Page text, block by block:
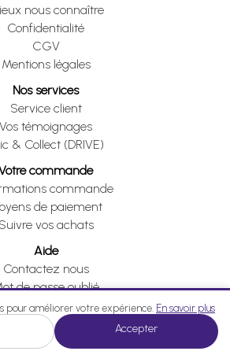
nous connaître
Confidentialité
CGV
Mentions légales
Nos services
Service client
Vos témoignages
& Collect (DRIVE)
commande
commande
de paiement
Suivre vos achats
Aide
Contactez nous
de passe oublié
Je me rétracte
Je me rétracte
pour améliorer votre expérience. En savoir plus
Accepter